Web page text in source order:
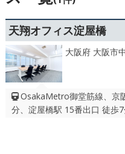
天翔オフィス淀屋橋
大阪府 大阪市
OsakaMetro御堂筋線、京
分、淀屋橋駅 15番出口 徒歩